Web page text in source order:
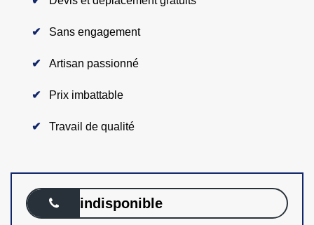
Sans engagement
Artisan passionné
Prix imbattable
Travail de qualité
indisponible